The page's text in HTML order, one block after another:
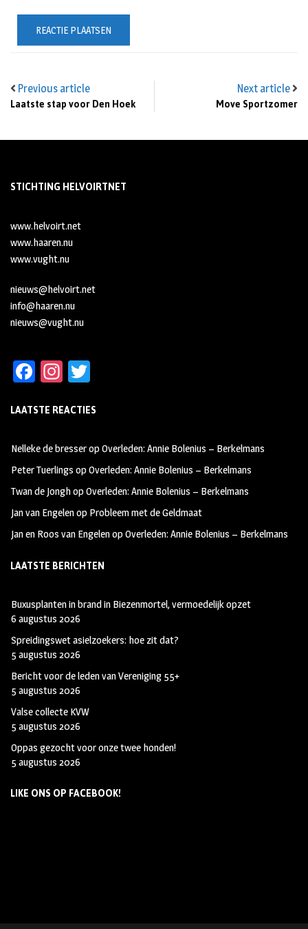
Previous article
Laatste stap voor Den Hoek
Next article
Move Sportzomer
STICHTING HELVOIRTNET
www.helvoirt.net
www.haaren.nu
www.vught.nu
nieuws@helvoirt.net
info@haaren.nu
nieuws@vught.nu
Fa
b
oo
k
In
ag
m
tt
LAATSTE REACTIES
Nelleke de bresseropOverleden: Annie Bolenius – Berkelmans
Peter Tuerlings opOverleden: Annie Bolenius – Berkelmans
Twan de JonghopOverleden: Annie Bolenius – Berkelmans
Jan van Engelenop Probleem met de Geldmaat
Jan en Roos van EngelenopOverleden: Annie Bolenius – Berkelmans
LAATSTE BERICHTEN
Buxusplanten in brand in Biezenmortel, vermoedelijk opzet
6 augustus 2026
Spreidingswet asielzoekers: hoe zit dat?
5 augustus 2026
Bericht voor de leden van Vereniging 55+
5 augustus 2026
Valse collecte KVW
5 augustus 2026
Oppas gezocht voor onze twee honden!
5 augustus 2026
LIKE ONS OP FACEBOOK!